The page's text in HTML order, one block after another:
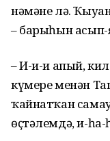
нәмәне лә.
– барыһын асып-
– И-и-и апый,
күмере менән
ҡайнат­ҡан
өҫтәлемдә, и-һа-